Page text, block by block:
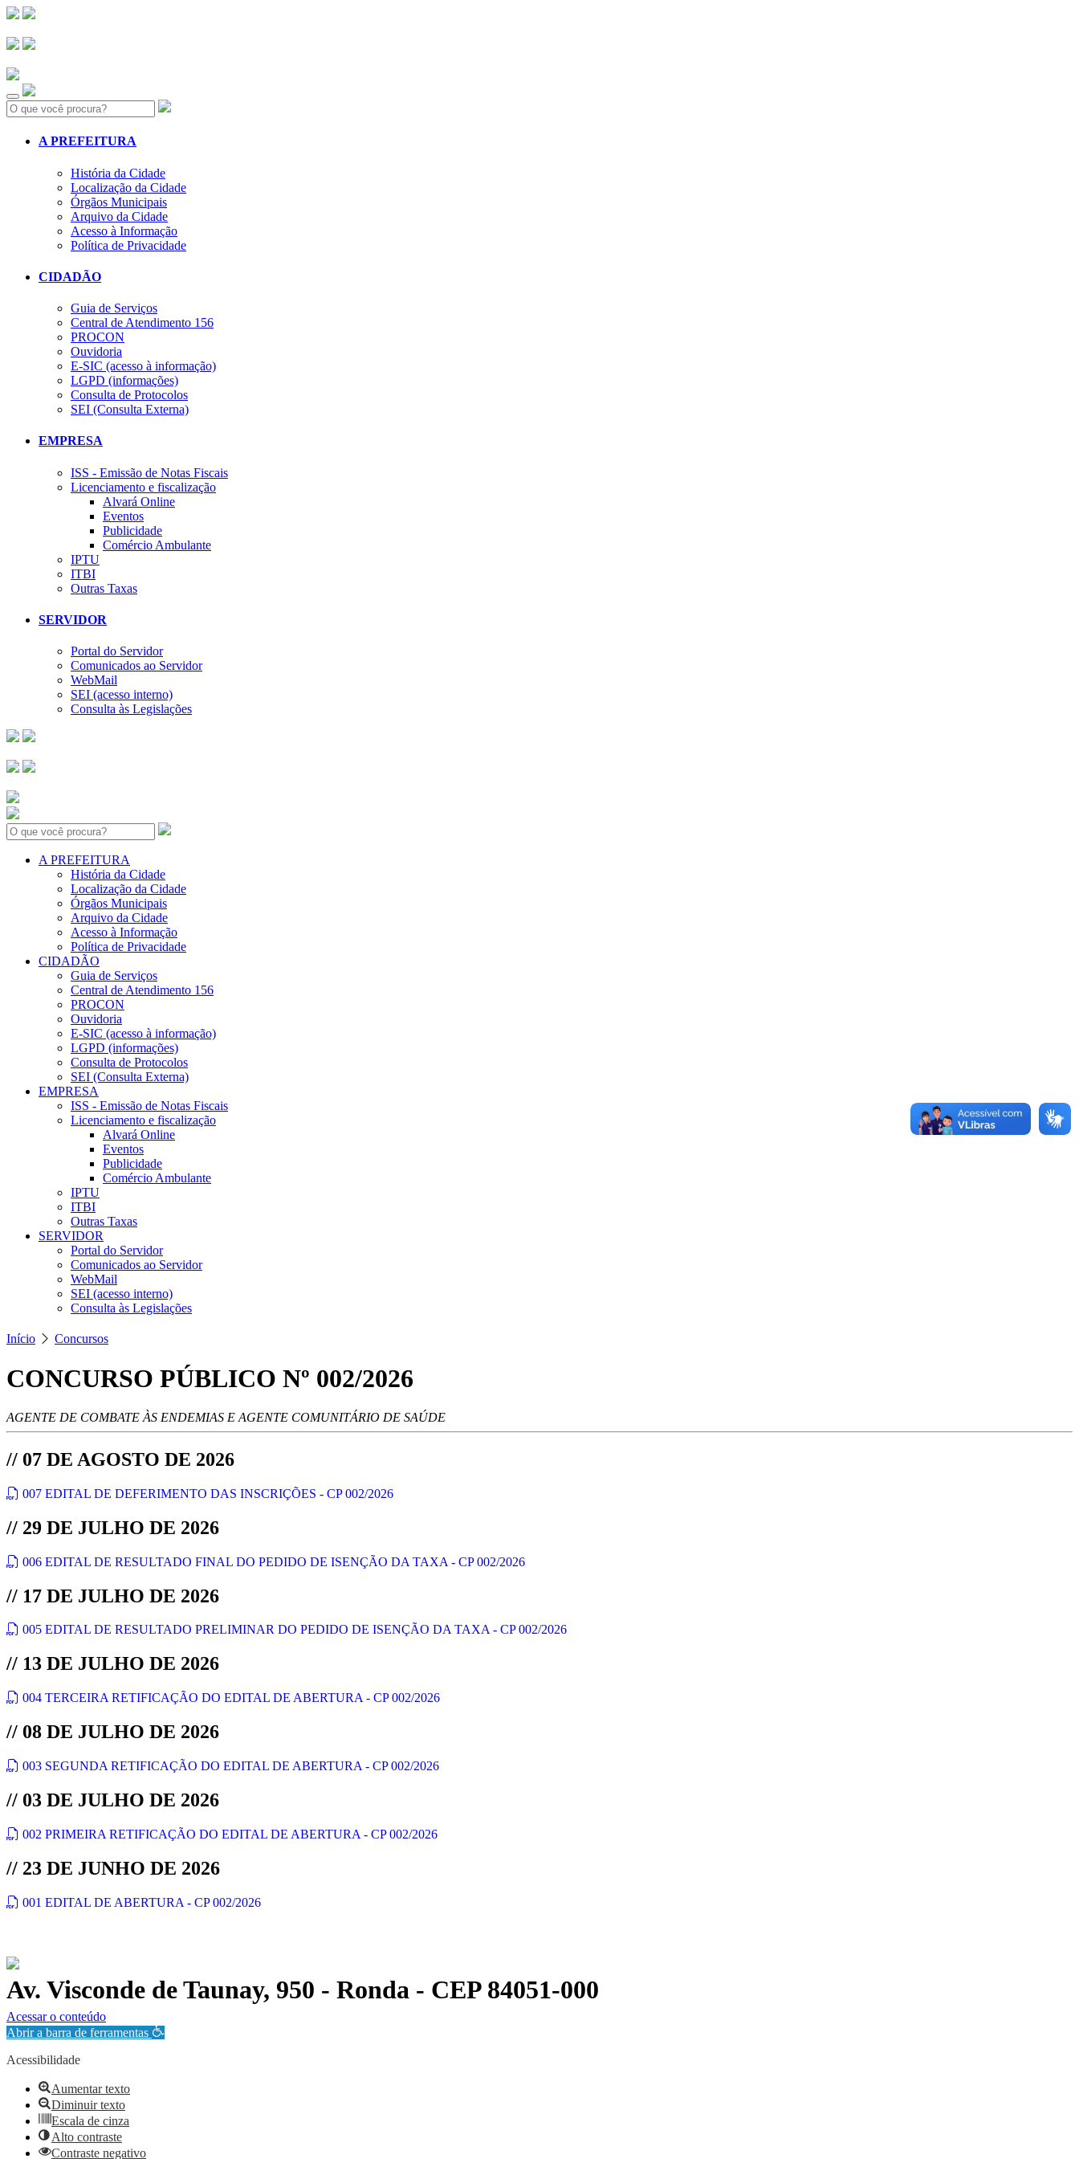
Search:
A PREFEITURA
História da Cidade
Localização da Cidade
Órgãos Municipais
Arquivo da Cidade
Acesso à Informação
Política de Privacidade
CIDADÃO
Guia de Serviços
Central de Atendimento 156
PROCON
Ouvidoria
E-SIC (acesso à informação)
LGPD (informações)
Consulta de Protocolos
SEI (Consulta Externa)
EMPRESA
ISS - Emissão de Notas Fiscais
Licenciamento e fiscalização
Alvará Online
Eventos
Publicidade
Comércio Ambulante
IPTU
ITBI
Outras Taxas
SERVIDOR
Portal do Servidor
Comunicados ao Servidor
WebMail
SEI (acesso interno)
Consulta às Legislações
Search:
A PREFEITURA
História da Cidade
Localização da Cidade
Órgãos Municipais
Arquivo da Cidade
Acesso à Informação
Política de Privacidade
CIDADÃO
Guia de Serviços
Central de Atendimento 156
PROCON
Ouvidoria
E-SIC (acesso à informação)
LGPD (informações)
Consulta de Protocolos
SEI (Consulta Externa)
EMPRESA
ISS - Emissão de Notas Fiscais
Licenciamento e fiscalização
Alvará Online
Eventos
Publicidade
Comércio Ambulante
IPTU
ITBI
Outras Taxas
SERVIDOR
Portal do Servidor
Comunicados ao Servidor
WebMail
SEI (acesso interno)
Consulta às Legislações
Início Concursos
CONCURSO PÚBLICO Nº 002/2026
AGENTE DE COMBATE ÀS ENDEMIAS E AGENTE COMUNITÁRIO DE SAÚDE
// 07 DE AGOSTO DE 2026
007 EDITAL DE DEFERIMENTO DAS INSCRIÇÕES - CP 002/2026
// 29 DE JULHO DE 2026
006 EDITAL DE RESULTADO FINAL DO PEDIDO DE ISENÇÃO DA TAXA - CP 002/2026
// 17 DE JULHO DE 2026
005 EDITAL DE RESULTADO PRELIMINAR DO PEDIDO DE ISENÇÃO DA TAXA - CP 002/2026
// 13 DE JULHO DE 2026
004 TERCEIRA RETIFICAÇÃO DO EDITAL DE ABERTURA - CP 002/2026
// 08 DE JULHO DE 2026
003 SEGUNDA RETIFICAÇÃO DO EDITAL DE ABERTURA - CP 002/2026
// 03 DE JULHO DE 2026
002 PRIMEIRA RETIFICAÇÃO DO EDITAL DE ABERTURA - CP 002/2026
// 23 DE JUNHO DE 2026
001 EDITAL DE ABERTURA - CP 002/2026
Av. Visconde de Taunay, 950 - Ronda - CEP 84051-000
Política de Privacidade.
Acessar o conteúdo
Abrir a barra de ferramentas
Acessibilidade
Aumentar texto
Diminuir texto
Escala de cinza
Alto contraste
Contraste negativo